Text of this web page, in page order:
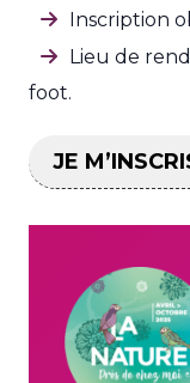
Inscription
Lieu de
foot.
JE